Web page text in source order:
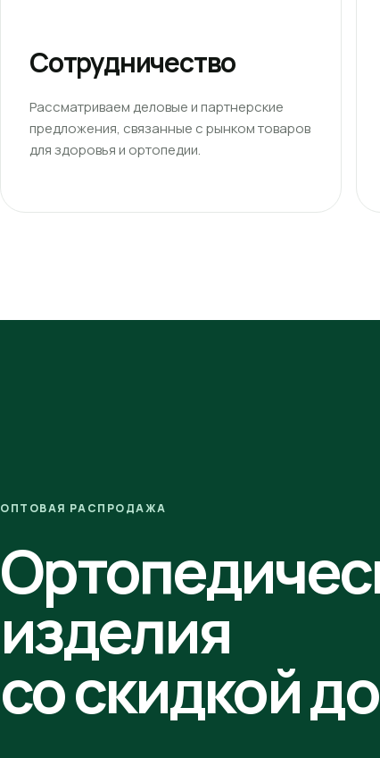
Сотрудничество
Рассматриваем деловые и партнерские
предложения, связанные с рынком товаров
для здоровья и ортопедии.
ОПТОВАЯ РАСПРОДАЖА
изделия
со скидкой до